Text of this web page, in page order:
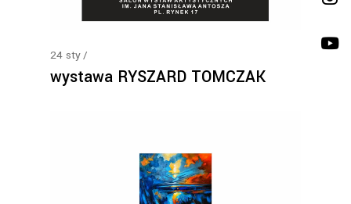
24 sty
wystawa RYSZARD TOMCZAK